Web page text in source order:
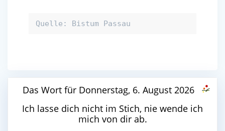
Quelle: Bistum Passau
Das Wort für Donnerstag, 6. August 2026
Ich lasse dich nicht im Stich, nie wende ich
mich von dir ab.